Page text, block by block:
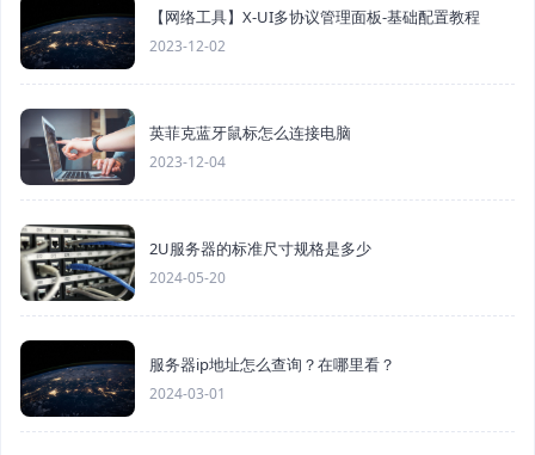
【网络工具】X-UI多协议管理面板-基础配置教程
2023-12-02
英菲克蓝牙鼠标怎么连接电脑
2023-12-04
2U服务器的标准尺寸规格是多少
2024-05-20
服务器ip地址怎么查询？在哪里看？
2024-03-01